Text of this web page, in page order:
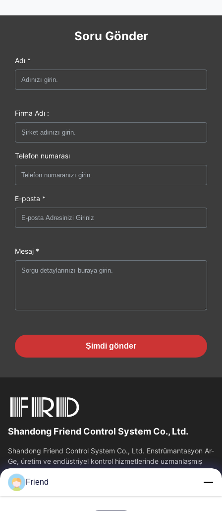
Soru Gönder
Adı *
Firma Adı :
Telefon numarası
E-posta *
Mesaj *
Şimdi gönder
Shandong Friend Control System Co., Ltd.
Shandong Friend Control System Co., Ltd. Enstrümantasyon Ar-
Ge, üretim ve endüstriyel kontrol hizmetlerinde uzmanlaşmış
ulusal bir yüksek teknoloji...
Hızlı Bağlantılar
Friend